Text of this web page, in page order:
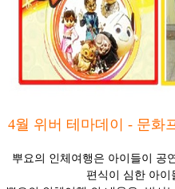
4월 위버 테마데이 - 문화
뿌요의 인체여행은 아이들이 공
편식이 심한 아이